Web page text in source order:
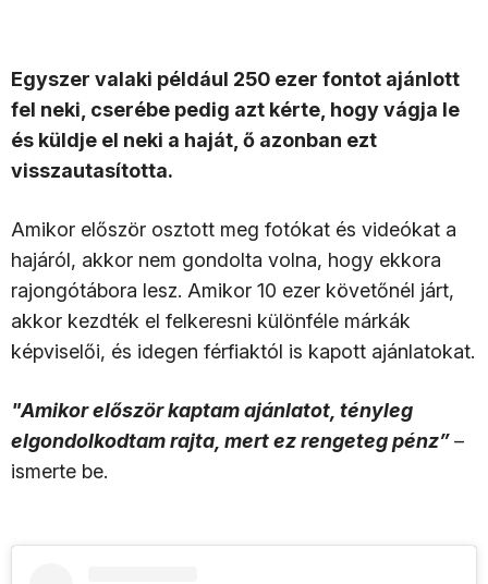
Egyszer valaki például 250 ezer fontot ajánlott
fel neki, cserébe pedig azt kérte, hogy vágja le
és küldje el neki a haját, ő azonban ezt
visszautasította.
Amikor először osztott meg fotókat és videókat a
hajáról, akkor nem gondolta volna, hogy ekkora
rajongótábora lesz. Amikor 10 ezer követőnél járt,
akkor kezdték el felkeresni különféle márkák
képviselői, és idegen férfiaktól is kapott ajánlatokat.
"Amikor először kaptam ajánlatot, tényleg
elgondolkodtam rajta, mert ez rengeteg pénz”–
ismerte be.